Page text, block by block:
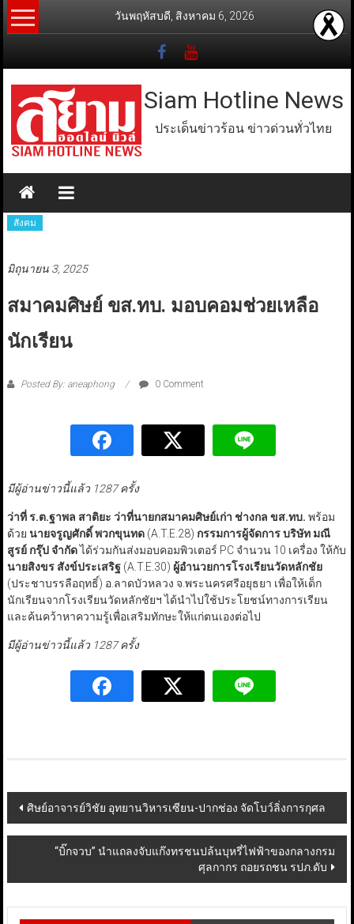
Skip
to
วันพฤหัสบดี, สิงหาคม 6, 2026
Siam Hotline News
ประเด็นข่าวร้อน ข่าวด่วนทั่วไทย
สังคม
มิถุนายน 3, 2025
สมาคมศิษย์ ขส.ทบ. มอบคอมช่วยเหลือ
นักเรียน
Posted By: aneaphong 0 Comment
มีผู้อ่านข่าวนี้แล้ว 1287 ครั้ง
ว่าที่ ร.ต.ฐาพล สาติยะ ว่าที่นายกสมาคมศิษย์เก่า ช่างกล ขส.ทบ. พร้อม
ด้วย นายจรูญศักดิ์ พวกขุนทด (A.T.E.28) กรรมการผู้จัดการ บริษัท มณี
สูรย์ กรุ๊ป จำกัดได้ร่วมกันส่งมอบคอมพิวเตอร์ PC จำนวน 10 เครื่อง ให้กับ
นายสิงขร สังข์ประเสริฐ (A.T.E.30) ผู้อำนวยการโรงเรียนวัดหลักชัย
(ประชาบรรลือฤทธิ์) อ.ลาดบัวหลวง จ.พระนครศรีอยุธยา เพื่อให้เด็ก
นักเรียนจากโรงเรียนวัดหลักชัยฯ ได้นำไปใช้ประโยชน์ทางการเรียน
และค้นคว้าหาความรู้เพื่อเสริมทักษะให้แก่ตนเองต่อไป
มีผู้อ่านข่าวนี้แล้ว 1287 ครั้ง
Post
navigation
ศิษย์อาจารย์วิชัย อุทยานวิหารเซียน-ปากช่อง จัดโบว์ลิ่งการกุศล
“บิ๊กจวบ” นำแถลงจับแก๊งทรชนปล้นบุหรี่ไฟฟ้าของกลางกรม
ศุลกากร ถอยรถชน รปภ.ดับ